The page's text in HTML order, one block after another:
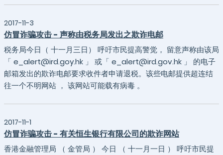
2017-11-3
仿冒诈骗攻击 - 声称由税务局发出之欺诈电邮
税务局今日（ 十一月三日） 呼吁市民提高警觉， 留意声称由该局
「 e_alert@ird.goy.hk 」 或「 e_alert@ird.gov.hk 」 的电子
邮箱发出的欺诈电邮要求收件者申请退税。该些电邮提供超连结
往一个不明网站 ， 该网站可能载有病毒 。
2017-11-1
仿冒诈骗攻击 - 有关恒生银行有限公司的欺诈网站
香港金融管理局 （ 金管局 ） 今日 （ 十一月一日 ） 呼吁市民提